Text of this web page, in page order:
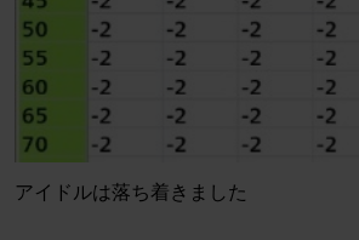
アイドルは落ち着きました